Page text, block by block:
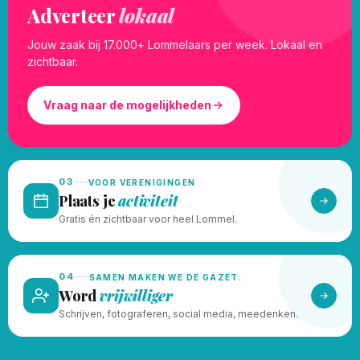
Adverteerlokaal
Jouw zaak bij 17.000+ Lommelaars per week. Lokaal en
zichtbaar.
Vraag naar de mogelijkheden
03 VOOR VERENIGINGEN
Plaats jeactiviteit
Gratis én zichtbaar voor heel Lommel.
04 SAMEN MAKEN WE DE GAZET.
Wordvrijwilliger
Schrijven, fotograferen, social media, meedenken.